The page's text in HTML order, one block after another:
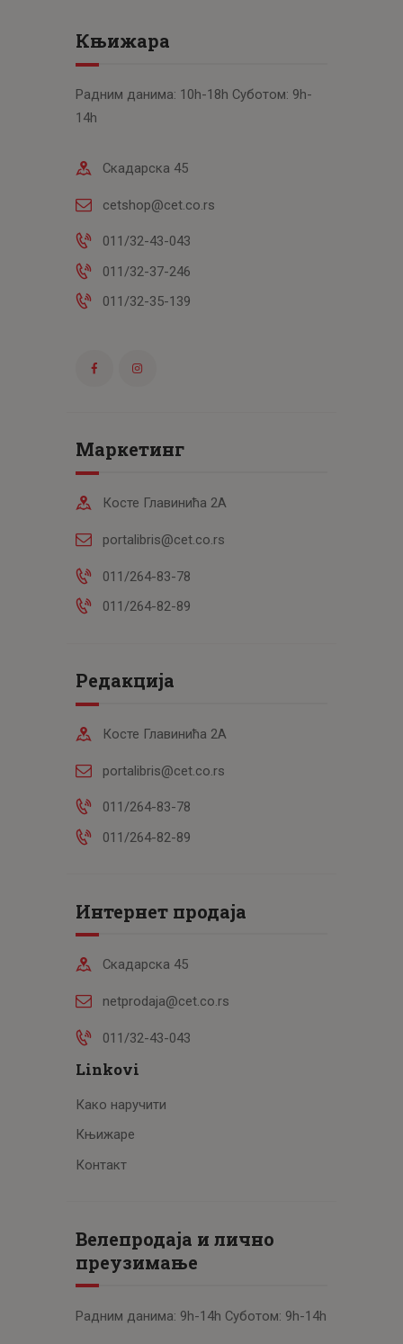
Књижара
Радним данима: 10h-18h Суботом: 9h-
14h
Скадарска 45
cetshop@cet.co.rs
011/32-43-043
011/32-37-246
011/32-35-139
Маркетинг
Косте Главинића 2А
portalibris@cet.co.rs
011/264-83-78
011/264-82-89
Редакција
Косте Главинића 2А
portalibris@cet.co.rs
011/264-83-78
011/264-82-89
Интернет продаја
Скадарска 45
netprodaja@cet.co.rs
011/32-43-043
Linkovi
Како наручити
Књижаре
Контакт
Велепродаја и лично
преузимање
Радним данима: 9h-14h Суботом: 9h-14h